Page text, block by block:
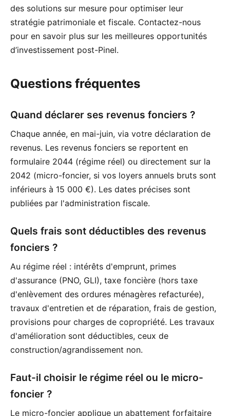
des solutions sur mesure pour optimiser leur
stratégie patrimoniale et fiscale. Contactez-nous
pour en savoir plus sur les meilleures opportunités
d’investissement post-Pinel.
Questions fréquentes
Quand déclarer ses revenus fonciers ?
Chaque année, en mai-juin, via votre déclaration de
revenus. Les revenus fonciers se reportent en
formulaire 2044 (régime réel) ou directement sur la
2042 (micro-foncier, si vos loyers annuels bruts sont
inférieurs à 15 000 €). Les dates précises sont
publiées par l'administration fiscale.
Quels frais sont déductibles des revenus
fonciers ?
Au régime réel : intérêts d'emprunt, primes
d'assurance (PNO, GLI), taxe foncière (hors taxe
d'enlèvement des ordures ménagères refacturée),
travaux d'entretien et de réparation, frais de gestion,
provisions pour charges de copropriété. Les travaux
d'amélioration sont déductibles, ceux de
construction/agrandissement non.
Faut-il choisir le régime réel ou le micro-
foncier ?
Le micro-foncier applique un abattement forfaitaire